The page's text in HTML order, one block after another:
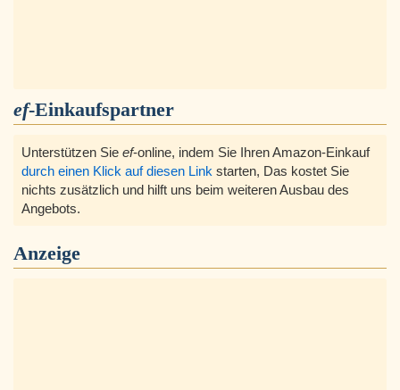
ef-Einkaufspartner
Unterstützen Sie ef-online, indem Sie Ihren Amazon-Einkauf
durch einen Klick auf diesen Link starten, Das kostet Sie
nichts zusätzlich und hilft uns beim weiteren Ausbau des
Angebots.
Anzeige